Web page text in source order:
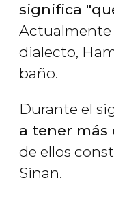
significa
Actualmente
dialecto,
baño.
Durante el
a tener más
de ellos
Sinan.